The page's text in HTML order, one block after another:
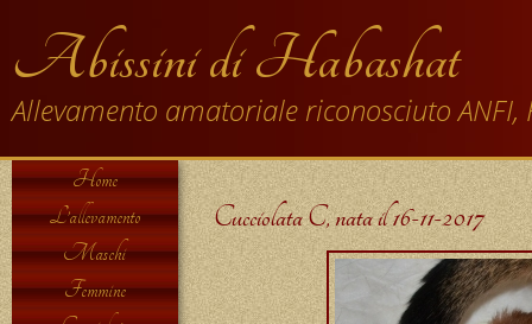
Abissini di Habashat
Allevamento amatoriale riconosciuto ANFI,
Cucciolata C, nata il 16-11-2017
Home
L’allevamento
Maschi
Femmine